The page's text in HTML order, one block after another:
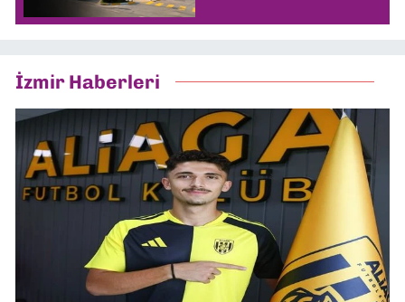
İzmir Haberleri